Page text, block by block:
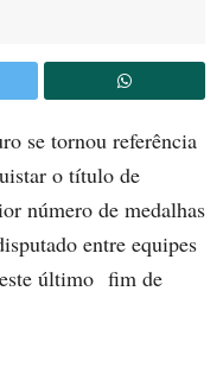
se tornou referência
o título de
número de medalhas
entre equipes
último fim de